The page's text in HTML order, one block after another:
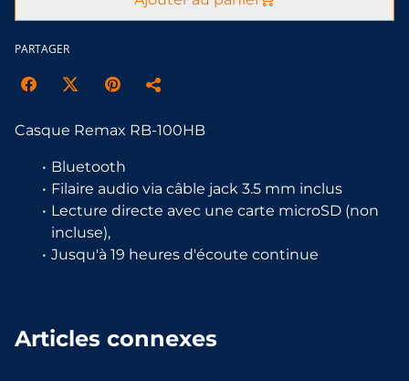
PARTAGER
Casque Remax RB-100HB
Bluetooth
Filaire audio via câble jack 3.5 mm inclus
Lecture directe avec une carte microSD (non
incluse),
Jusqu'à 19 heures d'écoute continue
Articles connexes